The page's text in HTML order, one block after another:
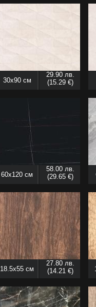
30x90 см
29.90 лв.
(15.29 €)
60x120 см
58.00 лв.
(29.65 €)
18.5x55 см
27.80 лв.
(14.21 €)